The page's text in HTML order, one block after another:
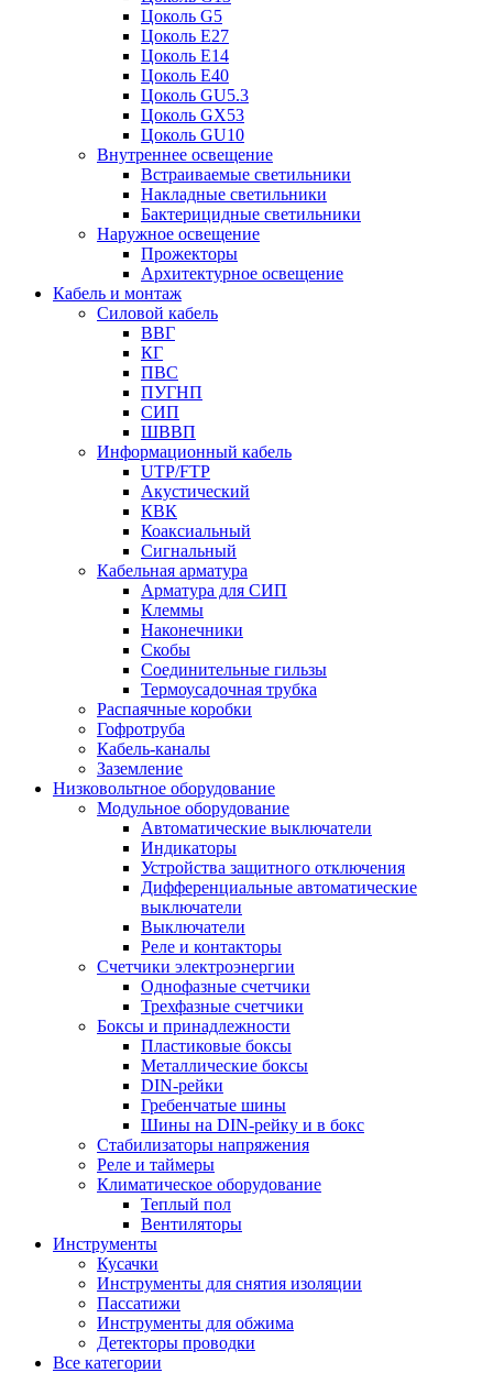
Цоколь G5
Цоколь E27
Цоколь E14
Цоколь E40
Цоколь GU5.3
Цоколь GX53
Цоколь GU10
Внутреннее освещение
Встраиваемые светильники
Накладные светильники
Бактерицидные светильники
Наружное освещение
Прожекторы
Архитектурное освещение
Кабель и монтаж
Силовой кабель
ВВГ
КГ
ПВС
ПУГНП
СИП
ШВВП
Информационный кабель
UTP/FTP
Акустический
КВК
Коаксиальный
Сигнальный
Кабельная арматура
Арматура для СИП
Клеммы
Наконечники
Скобы
Соединительные гильзы
Термоусадочная трубка
Распаячные коробки
Гофротруба
Кабель-каналы
Заземление
Низковольтное оборудование
Модульное оборудование
Автоматические выключатели
Индикаторы
Устройства защитного отключения
Дифференциальные автоматические
выключатели
Выключатели
Реле и контакторы
Счетчики электроэнергии
Однофазные счетчики
Трехфазные счетчики
Боксы и принадлежности
Пластиковые боксы
Металлические боксы
DIN-рейки
Гребенчатые шины
Шины на DIN-рейку и в бокс
Стабилизаторы напряжения
Реле и таймеры
Климатическое оборудование
Теплый пол
Вентиляторы
Инструменты
Кусачки
Инструменты для снятия изоляции
Пассатижи
Инструменты для обжима
Детекторы проводки
Все категории